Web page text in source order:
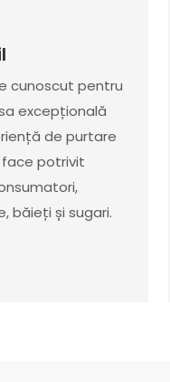
cunoscut pentru
excepțională
de purtare
potrivit
băieți și sugari.